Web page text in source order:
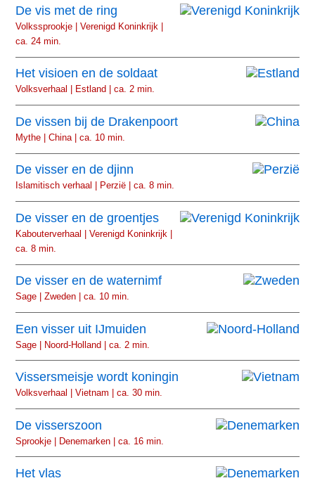
De vis met de ring
Volkssprookje | Verenigd Koninkrijk |
ca. 24 min.
Het visioen en de soldaat
Volksverhaal | Estland | ca. 2 min.
De vissen bij de Drakenpoort
Mythe | China | ca. 10 min.
De visser en de djinn
Islamitisch verhaal | Perzië | ca. 8 min.
De visser en de groentjes
Kabouterverhaal | Verenigd Koninkrijk |
ca. 8 min.
De visser en de waternimf
Sage | Zweden | ca. 10 min.
Een visser uit IJmuiden
Sage | Noord-Holland | ca. 2 min.
Vissersmeisje wordt koningin
Volksverhaal | Vietnam | ca. 30 min.
De visserszoon
Sprookje | Denemarken | ca. 16 min.
Het vlas